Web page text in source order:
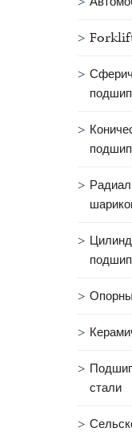
стали